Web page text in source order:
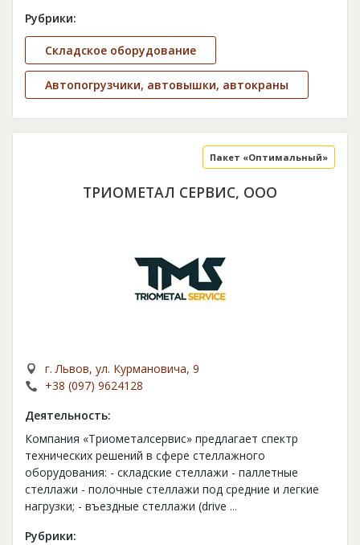
Рубрики:
Складское оборудование
Автопогрузчики, автовышки, автокраны
ТРИОМЕТАЛ СЕРВИС, ООО
Пакет «Оптимальный»
г. Львов, ул. Курмановича, 9
+38 (097) 9624128
Деятельность:
Компания «Триометалсервис» предлагает спектр
технических решений в сфере стеллажного
оборудования: - складские стеллажи - паллетные
стеллажи - полочные стеллажи под средние и легкие
нагрузки; - въездные стеллажи (drive ...
Рубрики: